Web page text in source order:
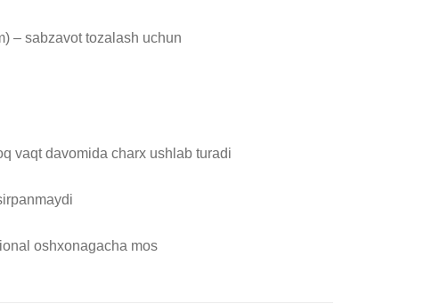
– sabzavot tozalash uchun
vaqt davomida charx ushlab turadi
oshxonagacha mos